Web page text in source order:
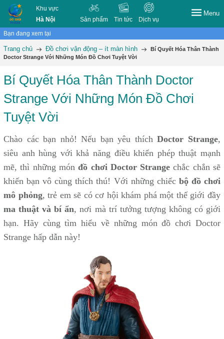
Khu vực
Hà Nội
Sản phẩm Tin tức Dịch vụ
Menu
Bạn đang xem tại
Trang chủ Đồ chơi vận động – ít màn hình
Bí Quyết Hóa Thân Thành
Doctor Strange Với Những Món Đồ Chơi Tuyệt Vời
Bí Quyết Hóa Thân Thành Doctor
Strange Với Những Món Đồ Chơi
Tuyệt Vời
Chào các bạn nhỏ! Nếu bạn yêu thíchDoctor Strange,
siêu anh hùng với khả năng điều khiển phép thuật mạnh
mẽ, thì những mónđồ chơi Doctor Strange chắc chắn sẽ
khiến bạn vô cùng thích thú! Với những chiếc bộ đồ chơi
mô phỏng, trẻ em sẽ có cơ hội khám phá một thế giới đầy
ma thuật và bí ẩn, nơi mà trí tưởng tượng không có giới
hạn. Hãy cùng tìm hiểu về những món đồ chơi Doctor
Strange hấp dẫn này!